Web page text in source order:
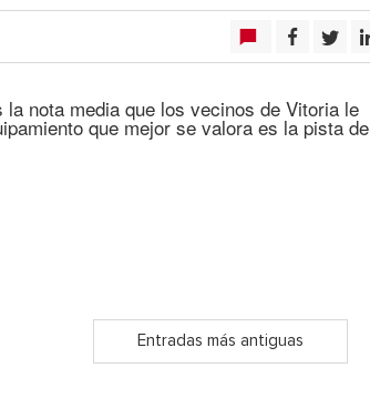
nota media que los vecinos de Vitoria le
que mejor se valora es la pista de
Entradas más antiguas